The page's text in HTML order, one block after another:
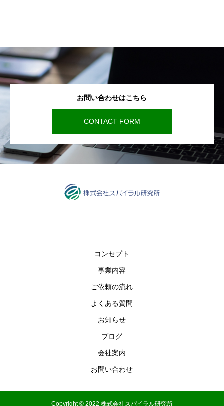
お問い合わせはこちら
CONTACT FORM
コンセプト
事業内容
ご依頼の流れ
よくある質問
お知らせ
ブログ
会社案内
お問い合わせ
Copyright © 2022 株式会社スパイラル研究所